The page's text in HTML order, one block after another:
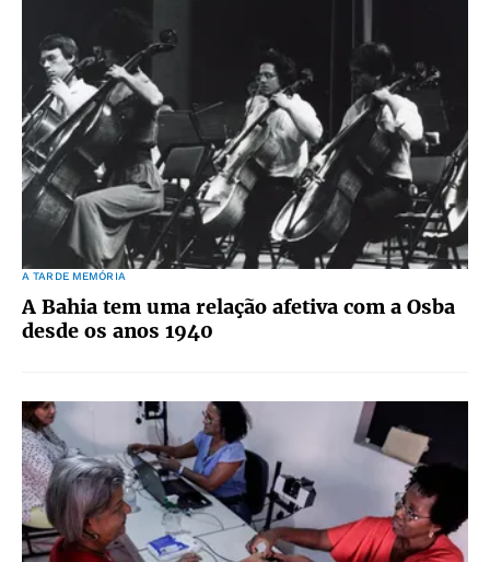
A TARDE MEMÓRIA
A Bahia tem uma relação afetiva com a Osba
desde os anos 1940